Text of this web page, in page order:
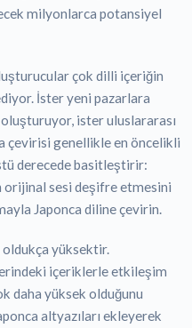
milyonlarca potansiyel
çok dilli içeriğin
İster yeni pazarlara
ister uluslararası
çevirisi genellikle en öncelikli
derecede basitleştirir:
orijinal sesi deşifre etmesini
Japonca diline çevirin.
yüksektir.
içeriklerle etkileşim
daha yüksek olduğunu
altyazıları ekleyerek